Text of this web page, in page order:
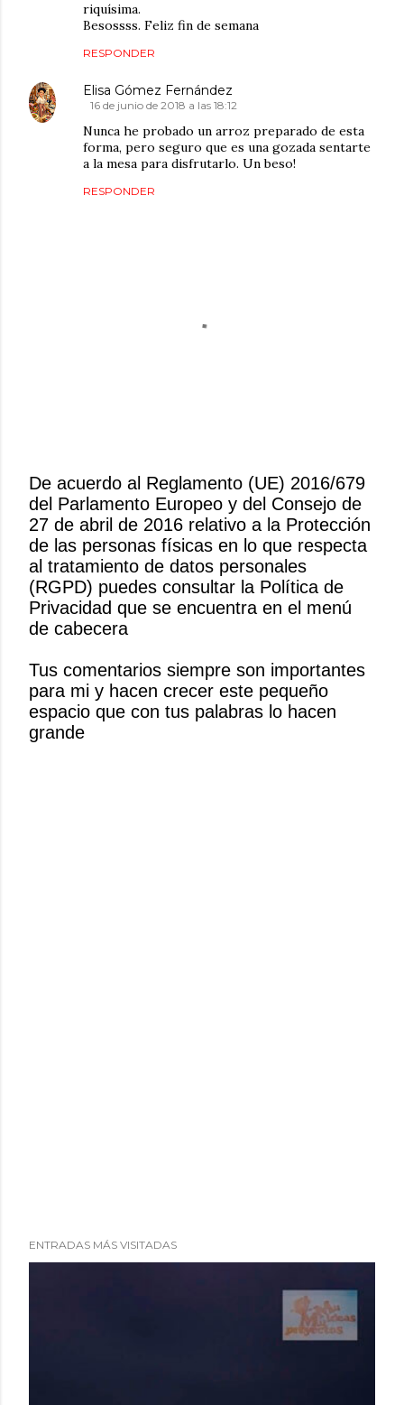
riquísima.
Besossss. Feliz fin de semana
RESPONDER
Elisa Gómez Fernández
16 de junio de 2018 a las 18:12
Nunca he probado un arroz preparado de esta
forma, pero seguro que es una gozada sentarte
a la mesa para disfrutarlo. Un beso!
RESPONDER
P
u
b
l
i
c
a
u
n
c
o
De acuerdo al Reglamento (UE) 2016/679
del Parlamento Europeo y del Consejo de
27 de abril de 2016 relativo a la Protección
de las personas físicas en lo que respecta
al tratamiento de datos personales
(RGPD) puedes consultar la Política de
Privacidad que se encuentra en el menú
de cabecera
Tus comentarios siempre son importantes
para mi y hacen crecer este pequeño
espacio que con tus palabras lo hacen
grande
ENTRADAS MÁS VISITADAS